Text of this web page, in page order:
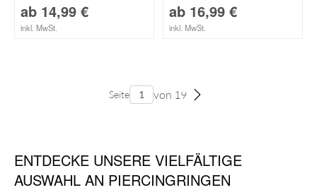
ab 14,99 €
inkl. MwSt.
ab 16,99 €
inkl. MwSt.
Seite von 19
ENTDECKE UNSERE VIELFÄLTIGE
AUSWAHL AN PIERCINGRINGEN